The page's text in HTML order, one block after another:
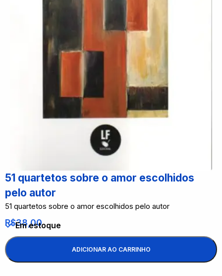
51 quartetos sobre o amor escolhidos
pelo autor
51 quartetos sobre o amor escolhidos pelo autor
R$38,00
Em estoque
ADICIONAR AO CARRINHO